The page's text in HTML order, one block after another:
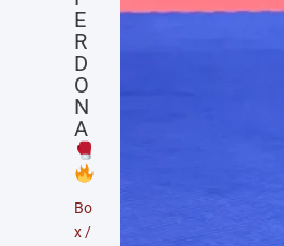
E
R
D
O
N
A
Bo
x/